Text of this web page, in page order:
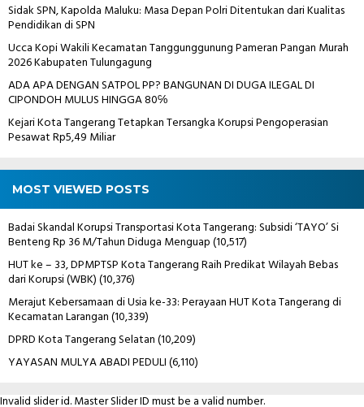
Sidak SPN, Kapolda Maluku: Masa Depan Polri Ditentukan dari Kualitas
Pendidikan di SPN
Ucca Kopi Wakili Kecamatan Tanggunggunung Pameran Pangan Murah
2026 Kabupaten Tulungagung
ADA APA DENGAN SATPOL PP? BANGUNAN DI DUGA ILEGAL DI
CIPONDOH MULUS HINGGA 80℅
Kejari Kota Tangerang Tetapkan Tersangka Korupsi Pengoperasian
Pesawat Rp5,49 Miliar
MOST VIEWED POSTS
Badai Skandal Korupsi Transportasi Kota Tangerang: Subsidi ‘TAYO’ Si
Benteng Rp 36 M/Tahun Diduga Menguap(10,517)
HUT ke – 33, DPMPTSP Kota Tangerang Raih Predikat Wilayah Bebas
dari Korupsi (WBK)(10,376)
Merajut Kebersamaan di Usia ke-33: Perayaan HUT Kota Tangerang di
Kecamatan Larangan(10,339)
DPRD Kota Tangerang Selatan(10,209)
YAYASAN MULYA ABADI PEDULI(6,110)
Invalid slider id. Master Slider ID must be a valid number.